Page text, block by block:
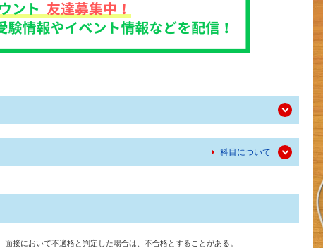
科目について
接において不適格と判定した場合は、不合格とすることがある。